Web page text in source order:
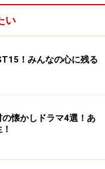
い
！みんなの心に残る
懐かしドラマ4選！あ